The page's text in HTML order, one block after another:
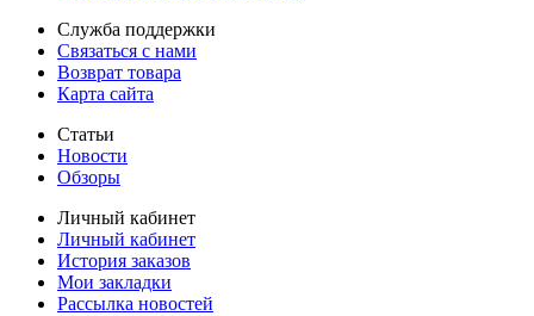
Служба поддержки
Связаться с нами
Возврат товара
Карта сайта
Статьи
Новости
Обзоры
Личный кабинет
Личный кабинет
История заказов
Мои закладки
Рассылка новостей